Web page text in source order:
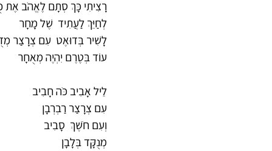
רָצִיתִי כָּךְ סְתָם לֶאֱהֹב אֶת
לְחַיֵּךְ לַעֲתִיד  שֶׁל מָחָר
לָשִׁיר בְּדוּאֶט  עִם צְרָצַר
עוֹד בְּטֶרֶם יִהְיֶה מְאֻחָר
לֵיל אָבִיב כֹּה חָבִיב
עִם צְרָצַר רַבְרְבָן
וְעִם חֹשֶׁךְ  סָבִיב
מְנֻקָּד בְּלָבָן